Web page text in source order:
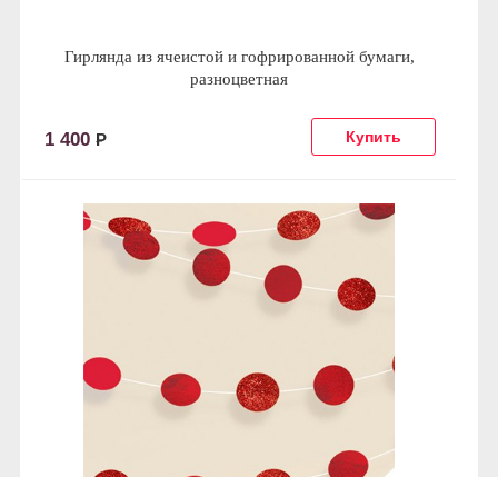
Гирлянда из ячеистой и гофрированной бумаги,
разноцветная
1 400 Р